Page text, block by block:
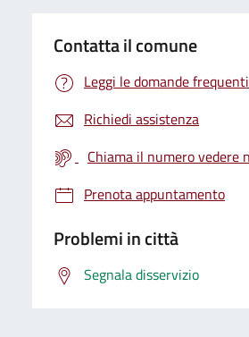
Contatta il comune
Leggi le domande frequenti
Richiedi assistenza
Chiama il numero vedere
Prenota appuntamento
Problemi in città
Segnala disservizio